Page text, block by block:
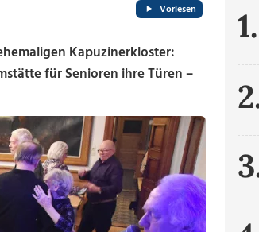
Vorlesen
Kapuzinerkloster:
für Senioren ihre Türen –
1.